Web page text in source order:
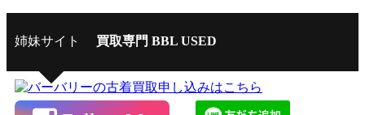
姉妹サイト 買取専門 BBL USED